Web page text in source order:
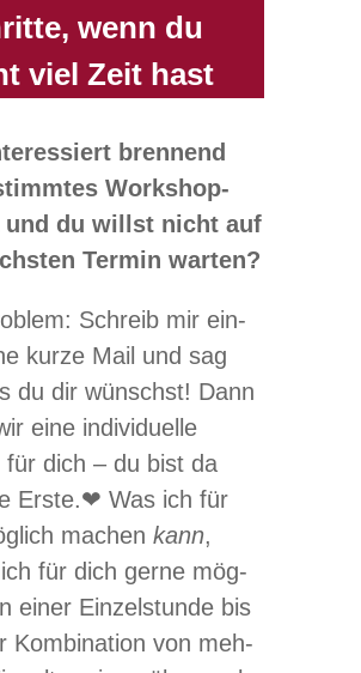
wenn du
viel Zeit hast
bren­nend
Work­shop-
und du willst nicht auf
Ter­min warten?
Schreib mir ein­
kurze Mail und sag
du dir wünschst! Dann
eine indi­vi­du­elle
für dich – du bist da
Erste.❤ Was ich für
machen kann,
für dich gerne mög­
einer Ein­zel­stunde bis
Kom­bi­na­tion von meh­